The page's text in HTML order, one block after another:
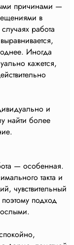
причинами —
в
работа
Иногда
кажется,
и
найти более
— особенная.
такта и
чувствительный
подход